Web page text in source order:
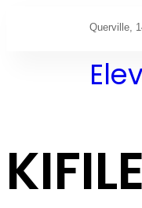
Querville,